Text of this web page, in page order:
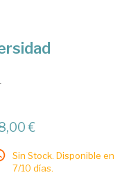
€
Sin Stock. Disponible en
7/10 días.